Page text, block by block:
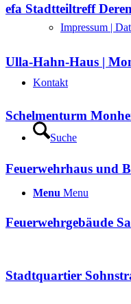
Impressum |
Kontakt
Suche
Menu Menu
efa Stadtteiltreff
Ulla-Hahn-Haus |
Schelmenturm
Feuerwehrhaus und
Feuerwehrgebäude
Stadtquartier